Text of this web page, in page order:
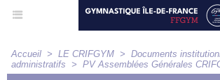
Accueil > LE CRIFGYM > Documents
administratifs
> PV Assemblées Générales